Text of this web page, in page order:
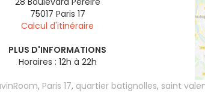
75017 Paris 17
Calcul d'itinéraire
PLUS D'INFORMATIONS
Horaires : 12h à 22h
, Paris 17, quartier batignolles, saint